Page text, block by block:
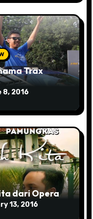
Trax
8, 2016
dari Opera
13, 2016